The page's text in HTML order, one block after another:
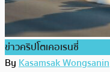
ข่าวคริปโตเคอเรนซี่
ByKasamsak Wongsanin